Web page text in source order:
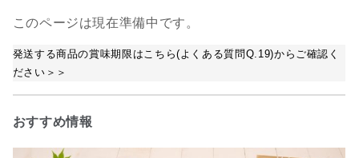
このページは現在準備中です。
発送する商品の賞味期限はこちら(よくある質問Q.19)からご確認く
ださい＞＞
おすすめ情報